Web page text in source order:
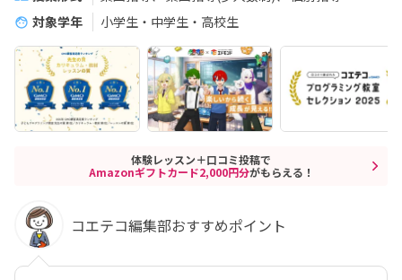
対象学年
小学生・中学生・高校生
体験レッスン＋口コミ投稿で
Amazonギフトカード2,000円分がもらえる！
コエテコ編集部おすすめポイント